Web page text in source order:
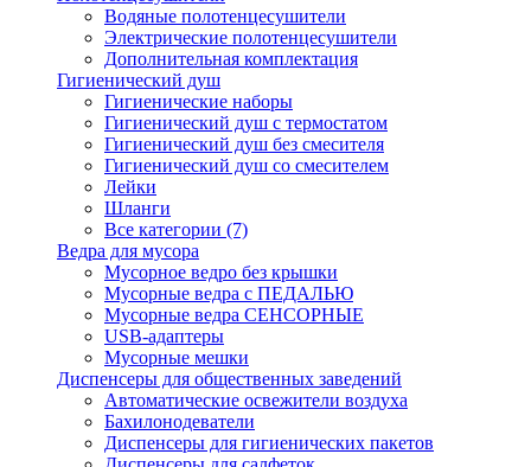
Водяные полотенцесушители
Электрические полотенцесушители
Дополнительная комплектация
Гигиенический душ
Гигиенические наборы
Гигиенический душ с термостатом
Гигиенический душ без смесителя
Гигиенический душ со смесителем
Лейки
Шланги
Все категории (7)
Ведра для мусора
Мусорное ведро без крышки
Мусорные ведра с ПЕДАЛЬЮ
Мусорные ведра СЕНСОРНЫЕ
USB-адаптеры
Мусорные мешки
Диспенсеры для общественных заведений
Автоматические освежители воздуха
Бахилонодеватели
Диспенсеры для гигиенических пакетов